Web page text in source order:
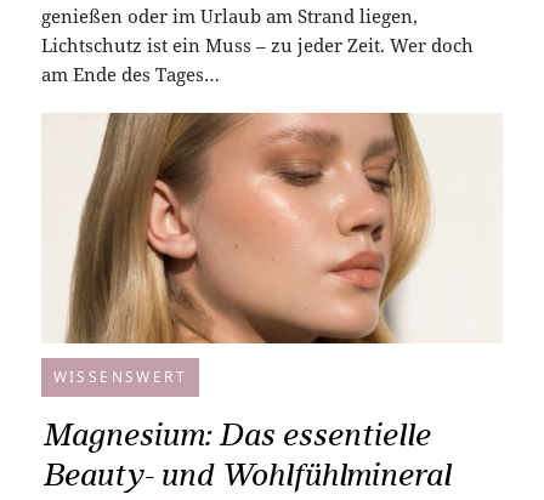
genießen oder im Urlaub am Strand liegen,
Lichtschutz ist ein Muss – zu jeder Zeit. Wer doch
am Ende des Tages…
WISSENSWERT
Magnesium: Das essentielle
Beauty- und Wohlfühlmineral